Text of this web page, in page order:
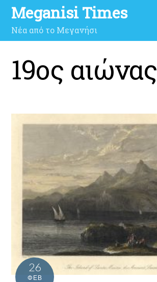
Meganisi Times
Νέα από το Μεγανήσι
19ος αιώνας
26
ΦΕΒ